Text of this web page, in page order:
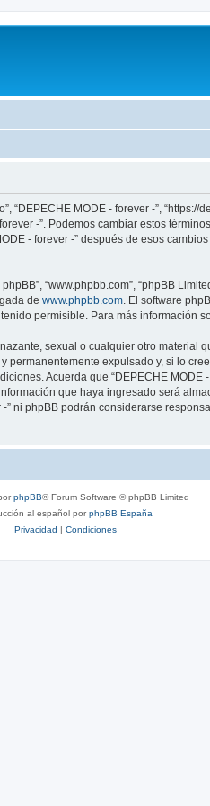
“DEPECHE MODE - forever -”,
-”. Podemos cambiar estos
- forever -” después de esos
“www.phpbb.com”, “phpBB
de www.phpbb.com . El software
permisible. Para más información
sexual o cualquier otro material
expulsado y, si lo
Acuerda que “DEPECHE
que haya ingresado será
ni phpBB podrán considerarse
phpBB® Forum Software © phpBB Limited
al español porphpBB España
Privacidad | Condiciones